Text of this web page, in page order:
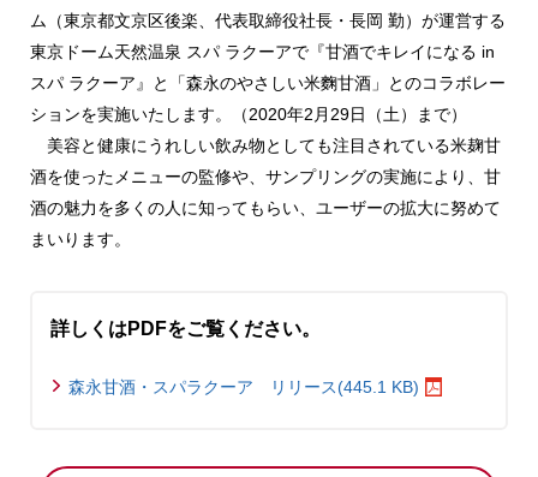
ム（東京都文京区後楽、代表取締役社長・長岡 勤）が運営する
東京ドーム天然温泉 スパ ラクーアで『甘酒でキレイになる in
スパ ラクーア』と「森永のやさしい米麴甘酒」とのコラボレー
ションを実施いたします。（2020年2月29日（土）まで）
美容と健康にうれしい飲み物としても注目されている米麹甘
酒を使ったメニューの監修や、サンプリングの実施により、甘
酒の魅力を多くの人に知ってもらい、ユーザーの拡大に努めて
まいります。
詳しくはPDFをご覧ください。
森永甘酒・スパラクーア リリース(445.1 KB)